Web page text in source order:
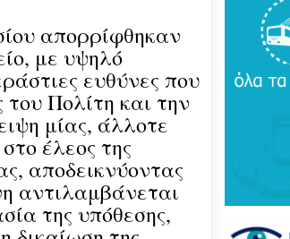
απορρίφθηκαν
με υψηλό
ευθύνες που
Πολίτη και την
μίας, άλλοτε
έλεος της
αποδεικνύοντας
αντιλαμβάνεται
της υπόθεσης,
κράτος